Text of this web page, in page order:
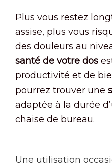
Plus vous restez
assise, plus vous
des douleurs au
santé de votre dos
productivité et de
pourrez trouver une
adaptée à la durée
chaise de bureau.
Une utilisation